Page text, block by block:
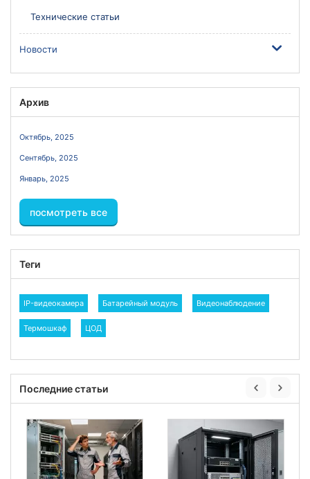
Технические статьи
Новости
Архив
Октябрь, 2025
Сентябрь, 2025
Январь, 2025
посмотреть все
Теги
IP-видеокамера Батарейный модуль Видеонаблюдение
Термошкаф ЦОД
Последние статьи